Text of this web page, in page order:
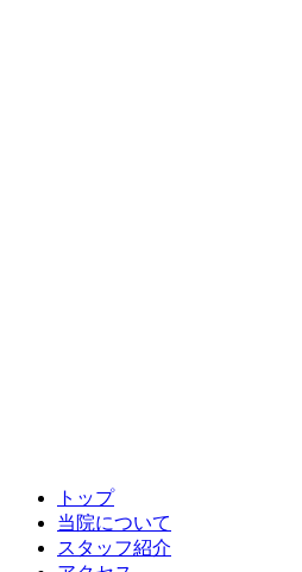
トップ
当院について
スタッフ紹介